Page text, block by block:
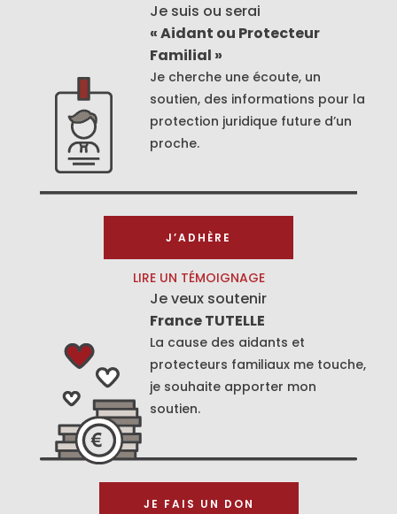
Je suis ou serai
« Aidant ou Protecteur
Familial »
Je cherche une écoute, un
soutien, des informations pour la
protection juridique future d’un
proche.
J’ADHÈRE
LIRE UN TÉMOIGNAGE
Je veux soutenir
France TUTELLE
La cause des aidants et
protecteurs familiaux me touche,
je souhaite apporter mon
soutien.
JE FAIS UN DON